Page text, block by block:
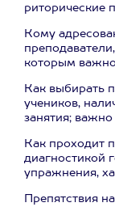
риторические
Кому
которым важно
Как выбирать
учеников,
занятия;
Как проходит
диагностикой
упражнения,
Препятствия